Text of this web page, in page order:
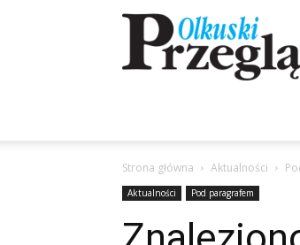
Przegląd
Olkuski
Strona główna Aktualności
Aktualności Pod paragrafem